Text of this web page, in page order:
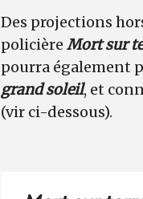
Des projections
policière Mort sur
pourra également
grand soleil, et
(vir ci-dessous).